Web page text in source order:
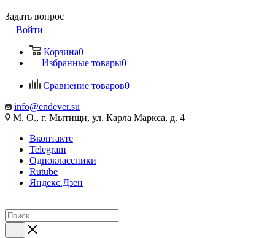
Задать вопрос
Войти
Корзина0
Избранные товары0
Сравнение товаров0
info@endever.su
М. О., г. Мытищи, ул. Карла Маркса, д. 4
Вконтакте
Telegram
Одноклассники
Rutube
Яндекс.Дзен